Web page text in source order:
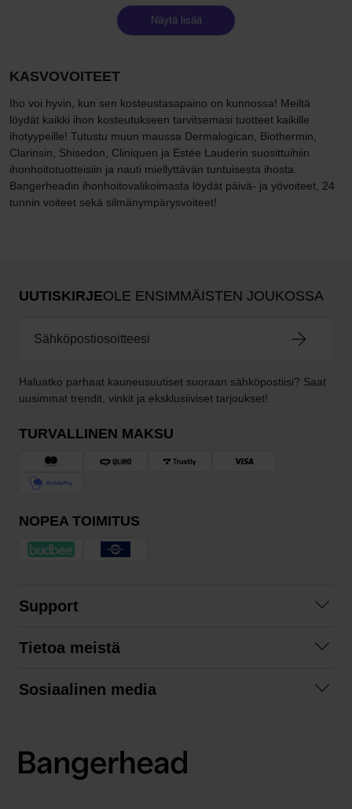
Näytä lisää
KASVOVOITEET
Iho voi hyvin, kun sen kosteustasapaino on kunnossa! Meiltä
löydät kaikki ihon kosteutukseen tarvitsemasi tuotteet kaikille
ihotyypeille! Tutustu muun maussa Dermalogican, Biothermin,
Clarinsin, Shisedon, Cliniquen ja Estée Lauderin suosittuihiin
ihonhoitotuotteisiin ja nauti miellyttävän tuntuisesta ihosta.
Bangerheadin ihonhoitovalikoimasta löydät päivä- ja yövoiteet, 24
tunnin voiteet sekä silmänympärysvoiteet!
UUTISKIRJEOLE ENSIMMÄISTEN JOUKOSSA
Haluatko parhaat kauneusuutiset suoraan sähköpostiisi? Saat
uusimmat trendit, vinkit ja eksklusiiviset tarjoukset!
TURVALLINEN MAKSU
NOPEA TOIMITUS
Support
Tilausehdot
Tietoa meistä
Sosiaalinen media
LinkedIn